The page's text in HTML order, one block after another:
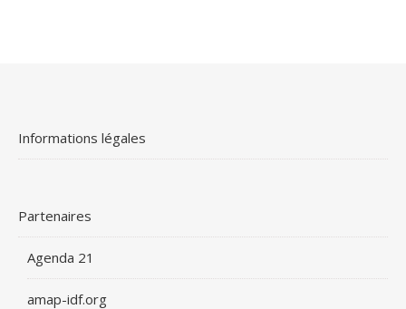
Informations légales
Partenaires
Agenda 21
amap-idf.org